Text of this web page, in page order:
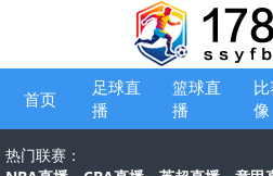
首页
足球直
播
篮球直
播
像
热门联赛：